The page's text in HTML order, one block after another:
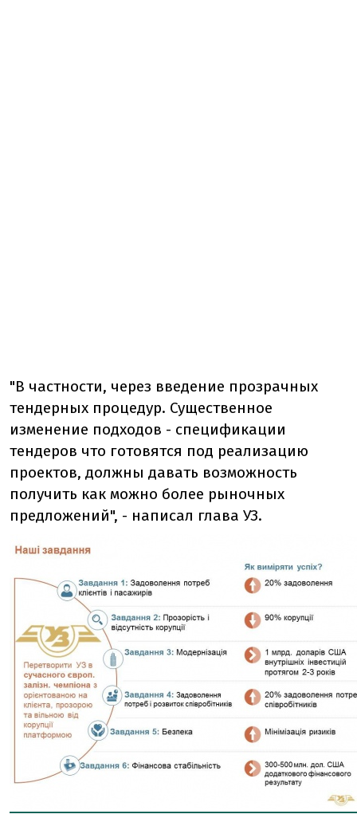
"В частности, через введение прозрачных
тендерных процедур. Существенное
изменение подходов - спецификации
тендеров что готовятся под реализацию
проектов, должны давать возможность
получить как можно более рыночных
предложений", - написал глава УЗ.